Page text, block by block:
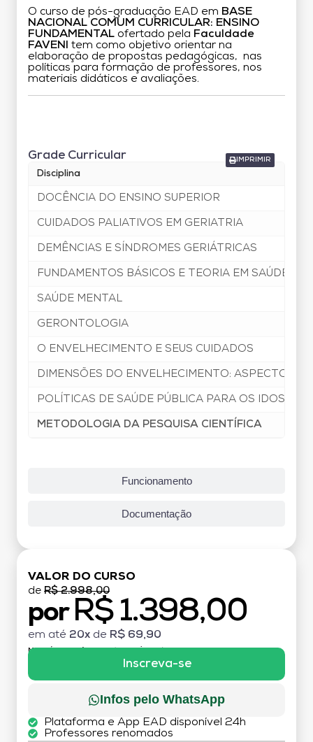
O curso de pós-graduação EAD em BASE
NACIONAL COMUM CURRICULAR: ENSINO
FUNDAMENTAL ofertado pela Faculdade
FAVENI
tem como objetivo orientar na
elaboração de propostas pedagógicas, nas
políticas para formação de professores, nos
materiais didáticos e avaliações.
Funcionamento
Documentação
IMPRIMIR
Grade Curricular
Disciplina
DOCÊNCIA DO ENSINO SUPERIOR
CUIDADOS PALIATIVOS EM GERIATRIA
DEMÊNCIAS E SÍNDROMES GERIÁTRICAS
FUNDAMENTOS BÁSICOS E TEORIA EM SAÚDE
SAÚDE MENTAL
GERONTOLOGIA
O ENVELHECIMENTO E SEUS CUIDADOS
DIMENSÕES DO ENVELHECIMENTO: ASPECTOS
POLÍTICAS DE SAÚDE PÚBLICA PARA OS IDOSOS
METODOLOGIA DA PESQUISA CIENTÍFICA
VALOR DO CURSO
de R$ 2.998,00
por R$ 1.398,00
em até 20x de R$ 69,90
MATRÍCULA:
Inscreva-se
Infos pelo WhatsApp
Plataforma e App EAD disponível 24h
Professores renomados